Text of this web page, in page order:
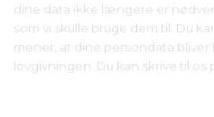
dine data ikke længere er
som vi skulle bruge dem til. Du
mener, at dine persondata
lovgivningen. Du kan skrive til